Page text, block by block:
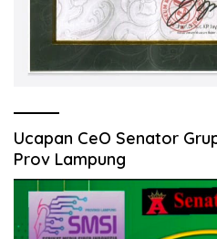
Ucapan CeO Senator
Prov Lampung